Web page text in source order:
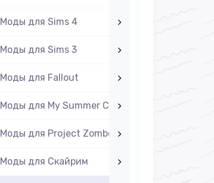
Моды для Sims 4
Моды для Sims 3
Моды для Fallout
Моды для My Summer Car
Моды для Project Zomboid
Моды для Скайрим